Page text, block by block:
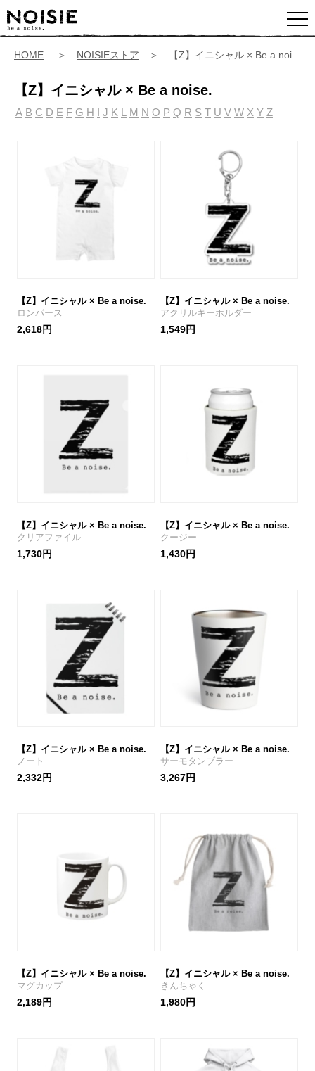
HOME ＞ NOISIEストア ＞ 【Z】イニシャル × Be a noise.
【Z】イニシャル × Be a noise.
A B C D E F G H I J K L M N O P Q R S T U V W X Y Z
【Z】イニシャル × Be a noise.
ロンパース
2,618円
【Z】イニシャル × Be a noise.
アクリルキーホルダー
1,549円
【Z】イニシャル × Be a noise.
クリアファイル
1,730円
【Z】イニシャル × Be a noise.
クージー
1,430円
【Z】イニシャル × Be a noise.
ノート
2,332円
【Z】イニシャル × Be a noise.
サーモタンブラー
3,267円
【Z】イニシャル × Be a noise.
マグカップ
2,189円
【Z】イニシャル × Be a noise.
きんちゃく
1,980円